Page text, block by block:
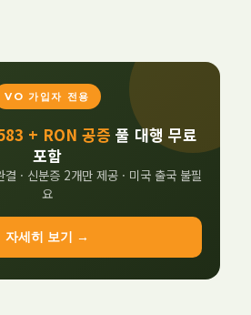
VO 가입자 전용
+ RON 공증 풀 대행 무료
포함
· 신분증 2개만 제공 · 미국 출국 불필
요
자세히 보기 →